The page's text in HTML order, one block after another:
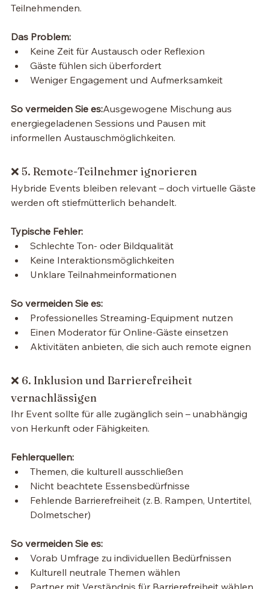
Teilnehmenden.
Das Problem:
Keine Zeit für Austausch oder Reflexion
Gäste fühlen sich überfordert
Weniger Engagement und Aufmerksamkeit
So vermeiden Sie es:Ausgewogene Mischung aus
energiegeladenen Sessions und Pausen mit
informellen Austauschmöglichkeiten.
❌ 5. Remote-Teilnehmer ignorieren
Hybride Events bleiben relevant – doch virtuelle Gäste
werden oft stiefmütterlich behandelt.
Typische Fehler:
Schlechte Ton- oder Bildqualität
Keine Interaktionsmöglichkeiten
Unklare Teilnahmeinformationen
So vermeiden Sie es:
Professionelles Streaming-Equipment nutzen
Einen Moderator für Online-Gäste einsetzen
Aktivitäten anbieten, die sich auch remote eignen
❌ 6. Inklusion und Barrierefreiheit
vernachlässigen
Ihr Event sollte für alle zugänglich sein – unabhängig
von Herkunft oder Fähigkeiten.
Fehlerquellen:
Themen, die kulturell ausschließen
Nicht beachtete Essensbedürfnisse
Fehlende Barrierefreiheit (z. B. Rampen, Untertitel,
Dolmetscher)
So vermeiden Sie es:
Vorab Umfrage zu individuellen Bedürfnissen
Kulturell neutrale Themen wählen
Partner mit Verständnis für Barrierefreiheit wählen